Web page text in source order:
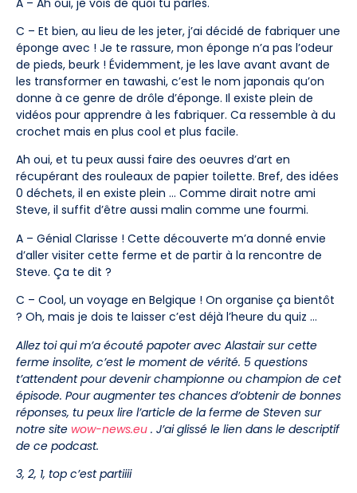
C – Et bien, au lieu de les jeter, j’ai décidé de fabriquer une
éponge avec ! Je te rassure, mon éponge n’a pas l’odeur
de pieds, beurk ! Évidemment, je les lave avant avant de
les transformer en tawashi, c’est le nom japonais qu’on
donne à ce genre de drôle d’éponge. Il existe plein de
vidéos pour apprendre à les fabriquer. Ca ressemble à du
crochet mais en plus cool et plus facile.
Ah oui, et tu peux aussi faire des oeuvres d’art en
récupérant des rouleaux de papier toilette. Bref, des idées
0 déchets, il en existe plein … Comme dirait notre ami
Steve, il suffit d’être aussi malin comme une fourmi.
A – Génial Clarisse ! Cette découverte m’a donné envie
d’aller visiter cette ferme et de partir à la rencontre de
Steve. Ça te dit ?
C – Cool, un voyage en Belgique ! On organise ça bientôt
? Oh, mais je dois te laisser c’est déjà l’heure du quiz …
Allez toi qui m’a écouté papoter avec Alastair sur cette
ferme insolite, c’est le moment de vérité. 5 questions
t’attendent pour devenir championne ou champion de cet
épisode. Pour augmenter tes chances d’obtenir de bonnes
réponses, tu peux lire l’article de la ferme de Steven sur
notre site wow-news.eu . J’ai glissé le lien dans le descriptif
de ce podcast.
3, 2, 1, top c’est partiiii